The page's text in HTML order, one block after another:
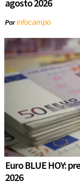
agosto 2026
Porinfocampo
Euro BLUE HOY:
2026